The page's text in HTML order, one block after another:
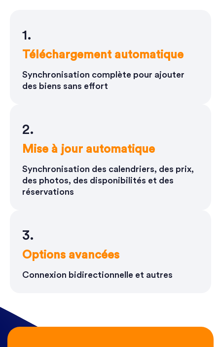
1.
Téléchargement automatique
Synchronisation complète pour ajouter
des biens sans effort
2.
Mise à jour automatique
Synchronisation des calendriers, des prix,
des photos, des disponibilités et des
réservations
3.
Options avancées
Connexion bidirectionnelle et autres